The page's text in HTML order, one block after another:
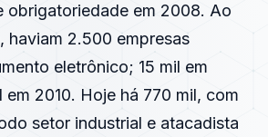
obrigatoriedade em 2008. Ao
haviam 2.500 empresas
eletrônico; 15 mil em
em 2010. Hoje há 770 mil, com
setor industrial e atacadista